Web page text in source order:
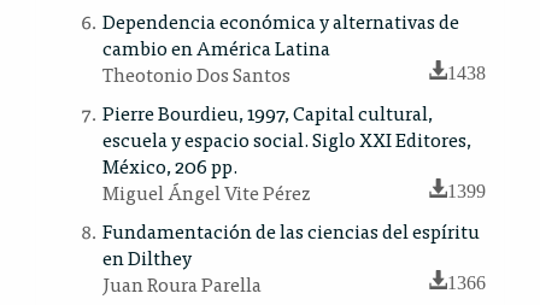
Dependencia económica y alternativas de
cambio en América Latina
Theotonio Dos Santos
1438
Pierre Bourdieu, 1997, Capital cultural,
escuela y espacio social. Siglo XXI Editores,
México, 206 pp.
Miguel Ángel Vite Pérez
1399
Fundamentación de las ciencias del espíritu
en Dilthey
Juan Roura Parella
1366